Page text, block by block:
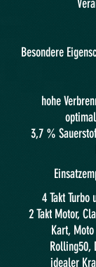
Besondere
hohe
3,7 %
4 Takt
2 Takt Motor,
Kart,
Rolling50,
idealer